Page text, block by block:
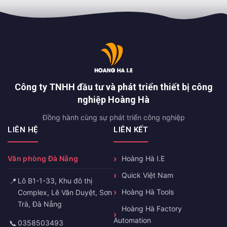
Công ty TNHH đầu tư và phát triển thiết bị công
nghiệp Hoàng Hà
Đồng hành cùng sự phát triển công nghiệp
LIÊN HỆ
Văn phòng Đà Nẵng
📍 Lô B1-1-33, Khu đô thị
Complex, Lê Văn Duyệt, Sơn
Trà, Đà Nẵng
📞 0358503493
LIÊN KẾT
Hoàng Hà I.E
Quick Việt Nam
Hoàng Hà Tools
Hoàng Hà Factory
Automation